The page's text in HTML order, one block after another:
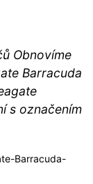
Obnovíme
Barracuda
s označením
Barracuda-